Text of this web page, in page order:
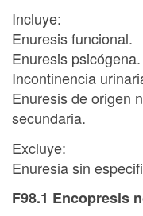
Incluye:
Enuresis funcional.
Enuresis psicógena.
Incontinencia
Enuresis de origen
secundaria.
Excluye:
Enuresia sin
F98.1 Encopresis